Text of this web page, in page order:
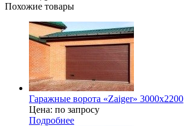
Похожие товары
Гаражные ворота «Zaiger» 3000х2200
Цена: по запросу
Подробнее